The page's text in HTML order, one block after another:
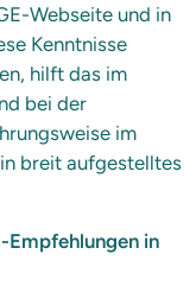
Webseite und in
Kenntnisse
hilft das im
bei der
im
breit aufgestelltes
Empfehlungen in